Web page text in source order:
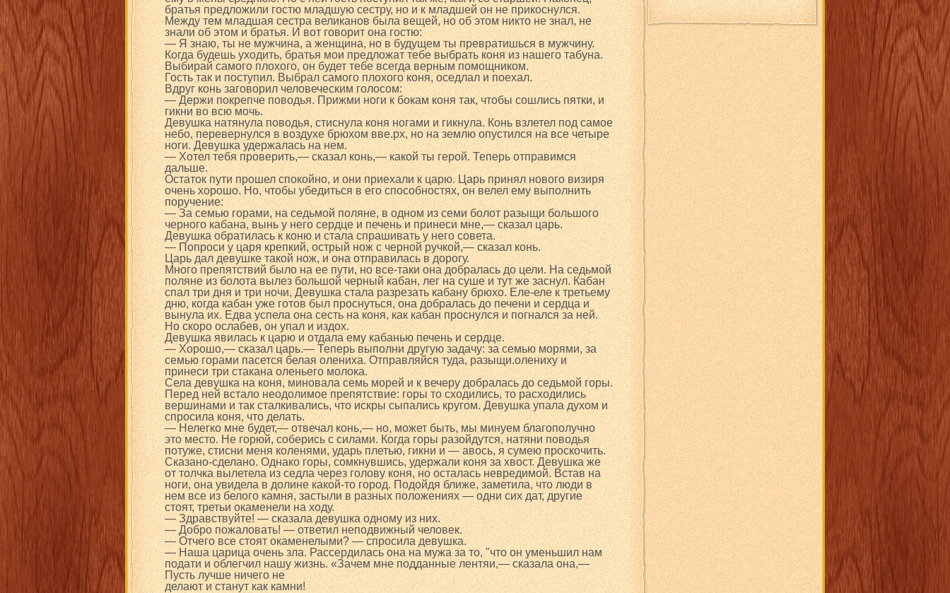
братья предложили гостю младшую сестру, но и к младшей он не прикоснулся.
Между тем младшая сестра великанов была вещей, но об этом никто не знал, не
знали об этом и братья. И вот говорит она гостю:
— Я знаю, ты не мужчина, а женщина, но в будущем ты превратишься в мужчину.
Когда будешь уходить, братья мои предложат тебе выбрать коня из нашего табуна.
Выбирай самого плохого, он будет тебе всегда верным помощником.
Гость так и поступил. Выбрал самого плохого коня, оседлал и поехал.
Вдруг конь заговорил человеческим голосом:
— Держи покрепче поводья. Прижми ноги к бокам коня так, чтобы сошлись пятки, и
гикни во всю мочь.
Девушка натянула поводья, стиснула коня ногами и гикнула. Конь взлетел под самое
небо, перевернулся в воздухе брюхом вве.рх, но на землю опустился на все четыре
ноги. Девушка удержалась на нем.
— Хотел тебя проверить,— сказал конь,— какой ты герой. Теперь отправимся
дальше.
Остаток пути прошел спокойно, и они приехали к царю. Царь принял нового визиря
очень хорошо. Но, чтобы убедиться в его способностях, он велел ему выполнить
поручение:
— За семью горами, на седьмой поляне, в одном из семи болот разыщи большого
черного кабана, вынь у него сердце и печень и принеси мне,— сказал царь.
Девушка обратилась к коню и стала спрашивать у него совета.
— Попроси у царя крепкий, острый нож с черной ручкой,— сказал конь.
Царь дал девушке такой нож, и она отправилась в дорогу.
Много препятствий было на ее пути, но все-таки она добралась до цели. На седьмой
поляне из болота вылез большой черный кабан, лег на суше и тут же заснул. Кабан
спал три дня и три ночи, Девушка стала разрезать кабану брюхо. Еле-еле к третьему
дню, когда кабан уже готов был проснуться, она добралась до печени и сердца и
вынула их. Едва успела она сесть на коня, как кабан проснулся и погнался за ней.
Но скоро ослабев, он упал и издох.
Девушка явилась к царю и отдала ему кабанью печень и сердце.
— Хорошо,— сказал царь.— Теперь выполни другую задачу: за семью морями, за
семью горами пасется белая олениха. Отправляйся туда, разыщи.олениху и
принеси три стакана оленьего молока.
Села девушка на коня, миновала семь морей и к вечеру добралась до седьмой горы.
Перед ней встало неодолимое препятствие: горы то сходились, то расходились
вершинами и так сталкивались, что искры сыпались кругом. Девушка упала духом и
спросила коня, что делать.
— Нелегко мне будет,— отвечал конь,— но, может быть, мы минуем благополучно
это место. Не горюй, соберись с силами. Когда горы разойдутся, натяни поводья
потуже, стисни меня коленями, ударь плетью, гикни и — авось, я сумею проскочить.
Сказано-сделано. Однако горы, сомкнувшись, удержали коня за хвост. Девушка же
от толчка вылетела из седла через голову коня, но осталась невредимой. Встав на
ноги, она увидела в долине какой-то город. Подойдя ближе, заметила, что люди в
нем все из белого камня, застыли в разных положениях — одни сих дат, другие
стоят, третьи окаменели на ходу.
— Здравствуйте! — сказала девушка одному из них.
— Добро пожаловать! — ответил неподвижный человек.
— Отчего все стоят окаменелыми? — спросила девушка.
— Наша царица очень зла. Рассердилась она на мужа за то, "что он уменьшил нам
подати и облегчил нашу жизнь. «Зачем мне подданные лентяи,— сказала она,—
Пусть лучше ничего не
делают и станут как камни!